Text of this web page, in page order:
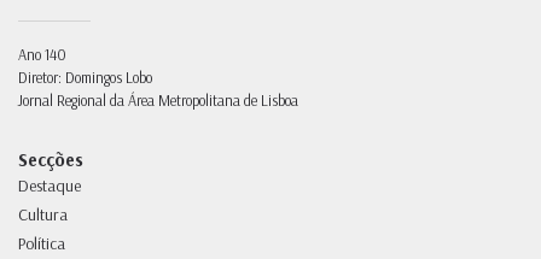
Ano 140
Diretor: Domingos Lobo
Jornal Regional da Área Metropolitana de Lisboa
Secções
Destaque
Cultura
Política